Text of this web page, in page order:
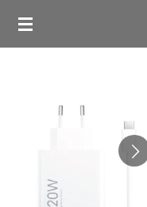
Passer